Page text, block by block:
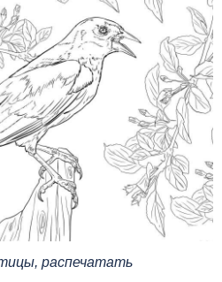
распечатать